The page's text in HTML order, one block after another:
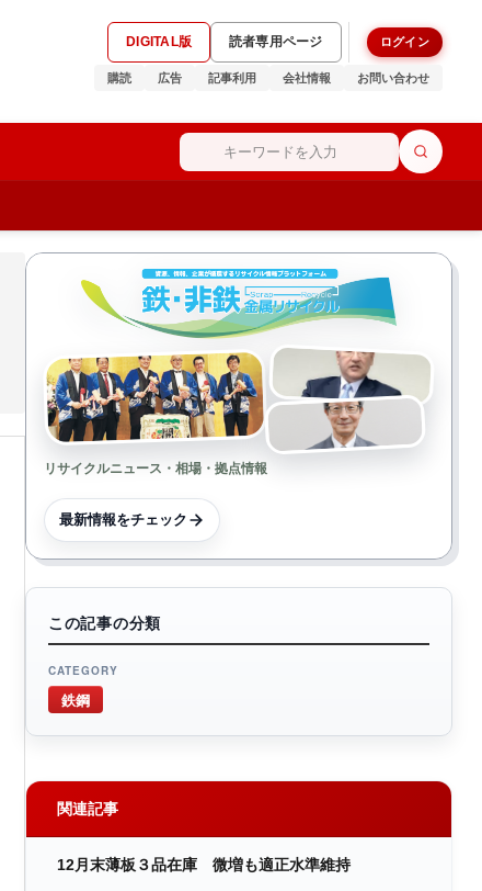
DIGITAL版 読者専用ページ ログイン
購読 広告 記事利用 会社情報 お問い合わせ
リサイクルニュース・相場・拠点情報
最新情報をチェック
この記事の分類
CATEGORY
鉄鋼
関連記事
12月末薄板３品在庫 微増も適正水準維持